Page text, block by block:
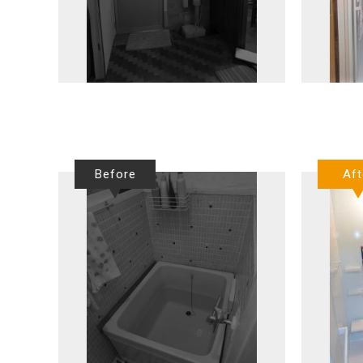
Before